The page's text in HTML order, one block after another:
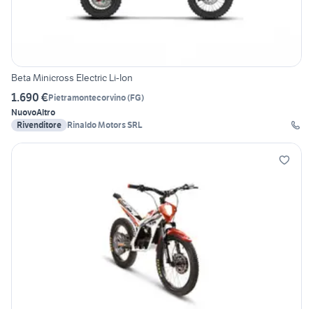
Beta Minicross Electric Li-Ion
1.690 €Pietramontecorvino(FG)
NuovoAltro
Rivenditore Rinaldo Motors SRL